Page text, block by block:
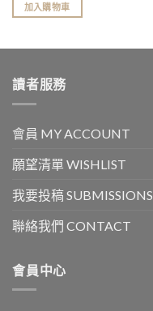
加入購物車
讀者服務
會員 MY ACCOUNT
願望清單 WISHLIST
我要投稿 SUBMISSIONS
聯絡我們 CONTACT
會員中心